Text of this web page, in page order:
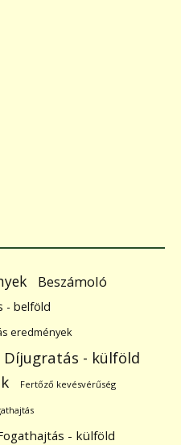
Beszámoló
- belföld
eredmények
Díjugratás - külföld
Fertőző kevésvérűség
- külföld